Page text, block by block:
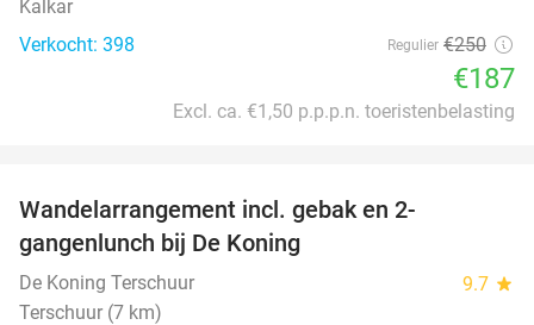
Kalkar
Verkocht: 398
Regulier €250
€187
Excl. ca. €1,50 p.p.p.n. toeristenbelasting
Wandelarrangement incl. gebak en 2-
gangenlunch bij De Koning
De Koning Terschuur 9.7 star
Terschuur (7 km)